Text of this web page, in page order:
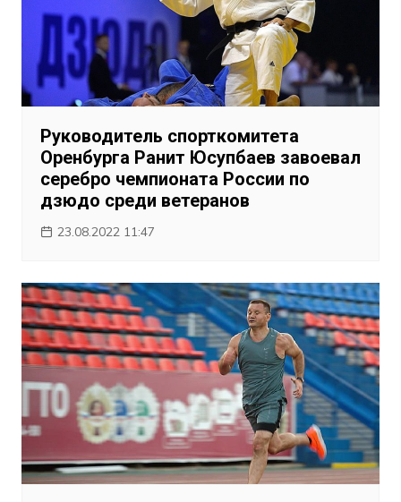
Руководитель спорткомитета
Оренбурга Ранит Юсупбаев завоевал
серебро чемпионата России по
дзюдо среди ветеранов
23.08.2022 11:47